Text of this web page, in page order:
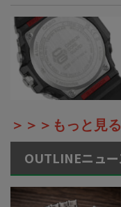
＞＞＞もっと見る
OUTLINEニュー